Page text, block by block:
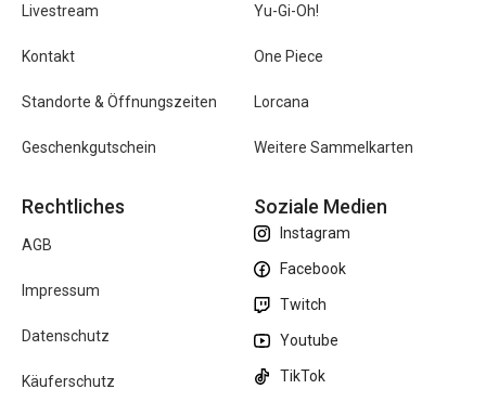
Livestream
Kontakt
Standorte & Öffnungszeiten
Geschenkgutschein
Yu-Gi-Oh!
One Piece
Lorcana
Weitere Sammelkarten
Rechtliches
AGB
Impressum
Datenschutz
Käuferschutz
Soziale Medien
Instagram
Facebook
Twitch
Youtube
TikTok